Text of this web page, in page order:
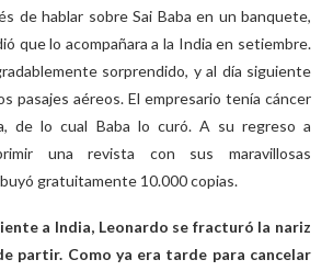
de hablar sobre Sai Baba en un banquete,
que lo acompañara a la India en setiembre.
sorprendido, y al día siguiente
pasajes aéreos. El empresario tenía cáncer
de lo cual Baba lo curó. A su regreso a
una revista con sus maravillosas
gratuitamente 10.000 copias.
a India, Leonardo se fracturó la nariz
partir. Como ya era tarde para cancelar